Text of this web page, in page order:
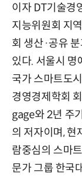
이자 DT기술경
지능위원회 지
회 생산·공유
있다. 서울시 명
국가 스마트도
경영경제학회
gage와 2년 주
의 저자이며,
람중심의 스마
문가 그룹 한국